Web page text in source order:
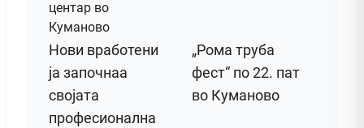
Нови вработени
ја започнаа
својата
професионална
„Рома труба
фест“ по 22. пат
во Куманово